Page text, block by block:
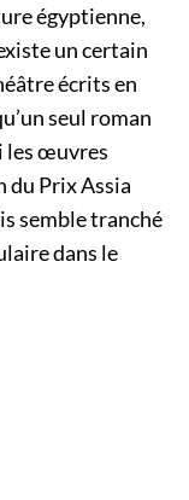
égyptienne,
un certain
écrits en
seul roman
les œuvres
du Prix Assia
semble tranché
dans le